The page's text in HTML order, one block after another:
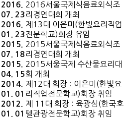
2016.
07. 23
2016서울국제식음료외식조
리경연대회 개최
2016.
01. 23
제13대 이은미(한빛요리직업
전문학교)회장 유임
2015.
07. 18
2015서울국제식음료외식조
리경연대회 개최
2015.
04. 15
2015서울국제 수산물요리대
회 개최
2014.
01. 01
제12대 회장 : 이은미(한빛요
리직업전문학교)회장 취임
2012.
01. 01
제 11대 회장 : 육광심(한국호
텔관광전문학교)회장 취임